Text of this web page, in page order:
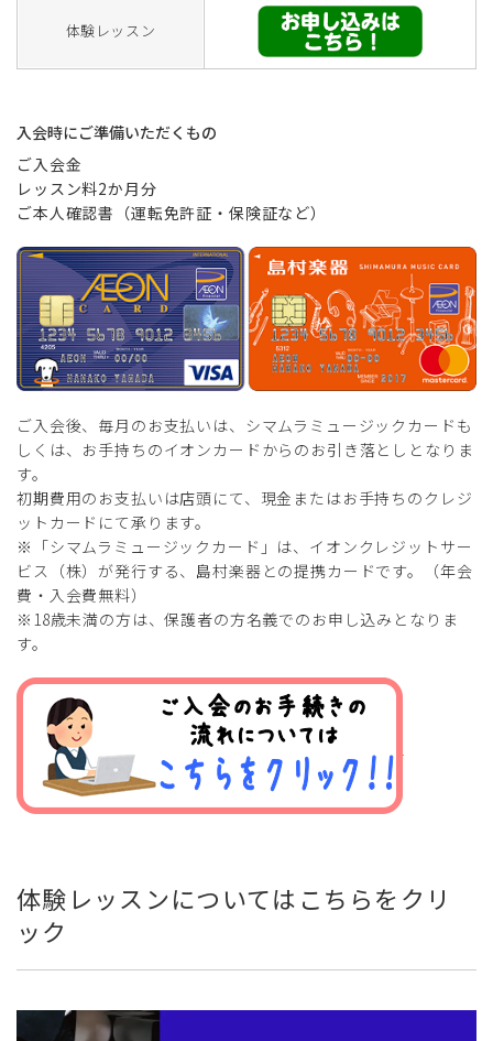
体験レッスン
入会時にご準備いただくもの
ご入会金
レッスン料2か月分
ご本人確認書（運転免許証・保険証など）
ご入会後、毎月のお支払いは、シマムラミュージックカードも
しくは、お手持ちのイオンカードからのお引き落としとなりま
す。
初期費用のお支払いは店頭にて、現金またはお手持ちのクレジ
ットカードにて承ります。
※「シマムラミュージックカード」は、イオンクレジットサー
ビス（株）が発行する、島村楽器との提携カードです。（年会
費・入会費無料）
※18歳未満の方は、保護者の方名義でのお申し込みとなりま
す。
体験レッスンについてはこちらをクリ
ック